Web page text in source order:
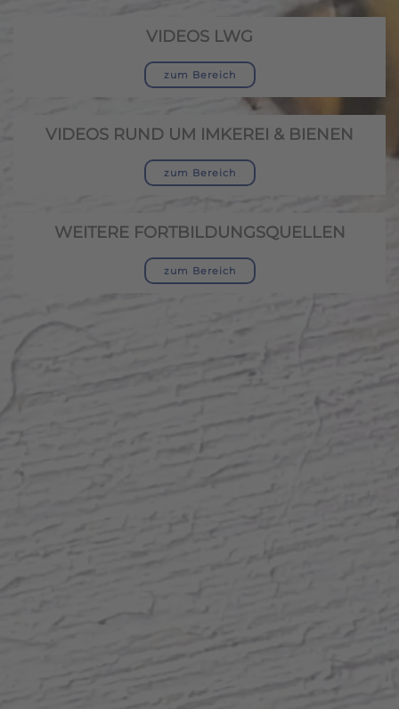
VIDEOS LWG
zum Bereich
VIDEOS RUND UM IMKEREI & BIENEN
zum Bereich
WEITERE FORTBILDUNGSQUELLEN
zum Bereich